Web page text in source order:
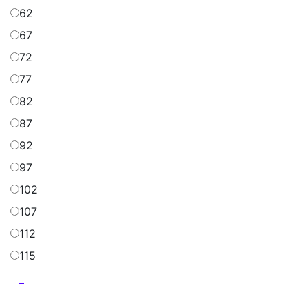
62
67
72
77
82
87
92
97
102
107
112
115